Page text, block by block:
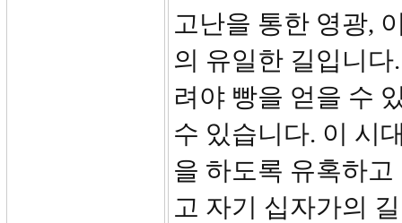
고난을 통한 영광,
의 유일한 길입니
려야 빵을 얻을 수
수 있습니다. 이 시
을 하도록 유혹하
고 자기 십자가의